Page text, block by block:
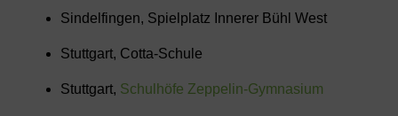
Sindelfingen, Spielplatz Innerer Bühl West
Stuttgart, Cotta-Schule
Stuttgart, Schulhöfe Zeppelin-Gymnasium